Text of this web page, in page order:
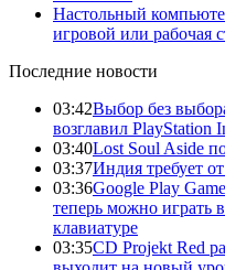
Настольный
игровой или рабочая
Последние новости
03:42Выбор без
возглавил PlayStation
03:40Lost Soul Aside
03:37Индия требует
03:36Google Play
теперь можно играть
клавиатуре
03:35CD Projekt Red